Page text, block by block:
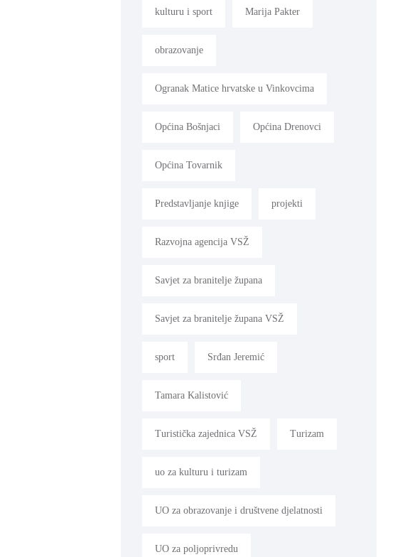
kulturu i sport Marija Pakter
obrazovanje
Ogranak Matice hrvatske u Vinkovcima
Općina Bošnjaci Općina Drenovci
Općina Tovarnik
Predstavljanje knjige projekti
Razvojna agencija VSŽ
Savjet za branitelje župana
Savjet za branitelje župana VSŽ
sport Srđan Jeremić
Tamara Kalistović
Turistička zajednica VSŽ Turizam
uo za kulturu i turizam
UO za obrazovanje i društvene djelatnosti
UO za poljoprivredu